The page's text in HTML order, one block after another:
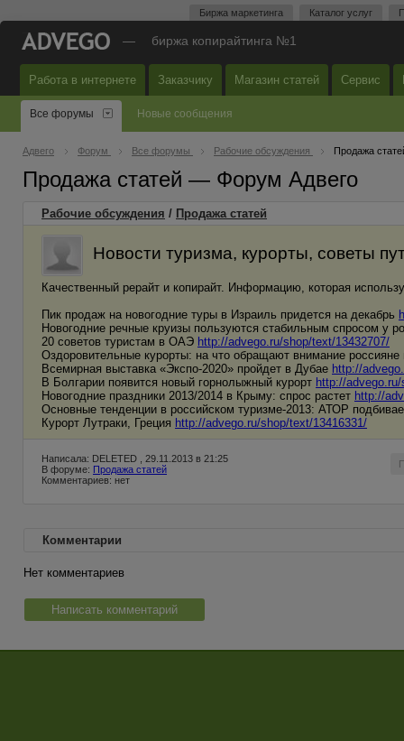
Биржа маркетинга Каталог услуг
— биржа копирайтинга №1
Работа в интернете Заказчику Магазин статей Сервис
Все форумы Новые сообщения
Адвего Форум Все форумы Рабочие обсуждения Продажа
Продажа статей — Форум Адвего
Рабочие обсуждения / Продажа статей
Новости туризма, курорты, советы
Качественный рерайт и копирайт. Информацию, которая
Пик продаж на новогодние туры в Израиль придется на декабрь
Новогодние речные круизы пользуются стабильным спросом у
20 советов туристам в ОАЭ http://advego.ru/shop/text/13432707/
Оздоровительные курорты: на что обращают внимание россияне
Всемирная выставка «Экспо-2020» пройдет в Дубае http://
В Болгарии появится новый горнолыжный курорт http://
Новогодние праздники 2013/2014 в Крыму: спрос растет http://
Основные тенденции в российском туризме-2013: АТОР
Курорт Лутраки, Греция http://advego.ru/shop/text/13416331/
Написала: DELETED , 29.11.2013 в 21:25
В форуме: Продажа статей
Комментариев: нет
Комментарии
Нет комментариев
Написать комментарий